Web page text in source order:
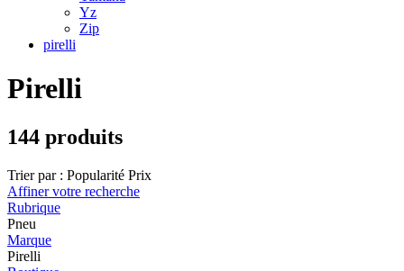
Yz
Zip
pirelli
Pirelli
144 produits
Trier par : Popularité Prix
Affiner votre recherche
Rubrique
Pneu
Marque
Pirelli